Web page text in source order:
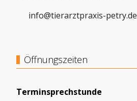
info@tierarztpraxis-petry.de
Öffnungszeiten
Terminsprechstunde